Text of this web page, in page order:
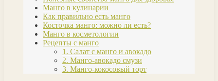
Манго в кулинарии
Как правильно есть манго
Косточка манго: можно ли есть?
Манго в косметологии
Рецепты с манго
1. Салат с манго и авокадо
2. Манго-авокадо смузи
3. Манго-кокосовый торт